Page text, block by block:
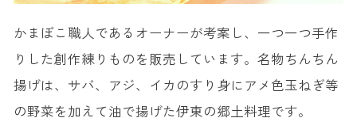
かまぼこ職人であるオーナーが考案し、一つ一つ手作
りした創作練りものを販売しています。名物ちんちん
揚げは、サバ、アジ、イカのすり身にアメ色玉ねぎ等
の野菜を加えて油で揚げた伊東の郷土料理です。